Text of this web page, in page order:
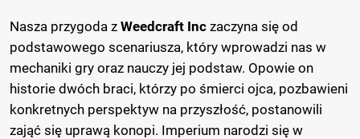
Nasza przygoda z Weedcraft Inc zaczyna się od
podstawowego scenariusza, który wprowadzi nas w
mechaniki gry oraz nauczy jej podstaw. Opowie on
historie dwóch braci, którzy po śmierci ojca, pozbawieni
konkretnych perspektyw na przyszłość, postanowili
zająć się uprawą konopi. Imperium narodzi się w